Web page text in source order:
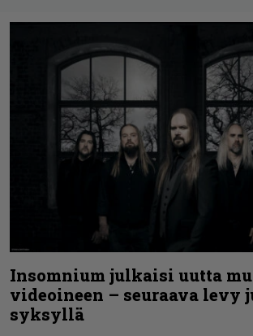
Insomnium julkaisi uutta
videoineen – seuraava levy
syksyllä